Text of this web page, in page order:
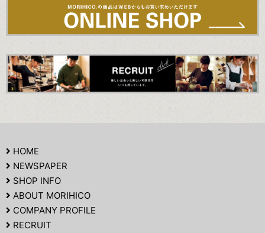
HOME
NEWSPAPER
SHOP INFO
ABOUT MORIHICO
COMPANY PROFILE
RECRUIT